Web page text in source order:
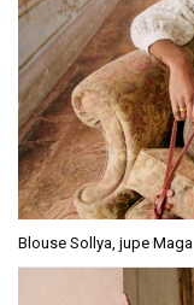
Blouse Sollya, jupe Maga